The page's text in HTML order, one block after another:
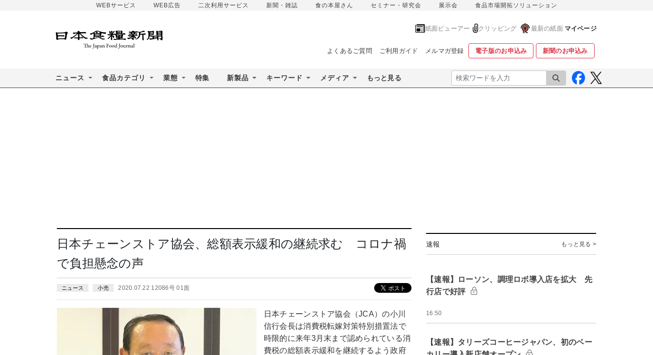
WEBサービス WEB広告 二次利用サービス 新聞・雑誌 食の本屋さん セミナー・研究会 展示会 食品市場開拓ソリューション
紙面ビューアー クリッピング 最新の紙面 マイページ
よくあるご質問 ご利用ガイド メルマガ登録 電子版のお申込み 新聞のお申込み
ニュース 食品カテゴリ 業態 特集 新製品 キーワード メディア もっと見る 検索
日本チェーンストア協会、総額表示緩和の継続求む コロナ禍
で負担懸念の声
ニュース 小売 2020.07.22 12086号 01面
日本チェーンストア協会（JCA）の小川
信行会長は消費税転嫁対策特別措置法で
時限的に来年3月末まで認められている消
費税の総額表示緩和を継続するよう政府
速報 もっと見る >
【速報】ローソン、調理ロボ導入店を拡大 先
行店で好評
16:50
【速報】タリーズコーヒージャパン、初のベー